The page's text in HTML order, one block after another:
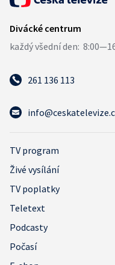
261 136 113
TV program
Živé vysílání
TV poplatky
Teletext
Podcasty
Počasí